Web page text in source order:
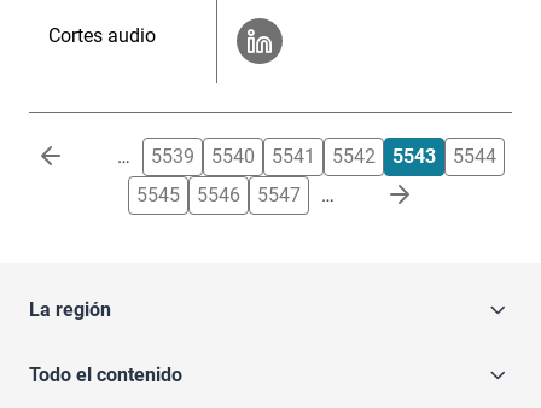
Cortes audio
Paginación … 5539 5540 5541 5542 5543
5544
5545
5546 5547 …
La región
Todo el contenido